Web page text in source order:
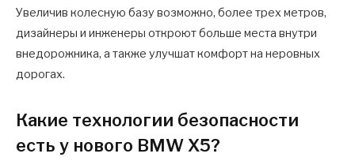
Увеличив колесную базу возможно, более трех метров,
дизайнеры и инженеры откроют больше места внутри
внедорожника, а также улучшат комфорт на неровных
дорогах.
Какие технологии безопасности
есть у нового BMW X5?